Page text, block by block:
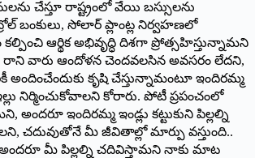
చేస్తూ రాష్ట్రంలో వేయి బస్సులను
బంకులు, సోలార్ ప్లాంట్ల నిర్వహణలో
ఆర్థిక అభివృద్ధి దిశగా ప్రోత్సహిస్తున్నామని
రాని వారు ఆందోళన చెందవలసిన అవసరం లేదని,
అందించేందుకు కృషి చేస్తున్నామంటూ ఇందిరమ్మ
నిర్మించుకోవాలని కోరారు. పోటీ ప్రపంచంలో
ఇందిరమ్మ ఇండ్లు కట్టుకుని పిల్లల్ని
చదువుతోనే మీ జీవితాల్లో మార్పు వస్తుంది..
అందరూ మీ పిల్లల్ని చదివిస్తామని నాకు మాట